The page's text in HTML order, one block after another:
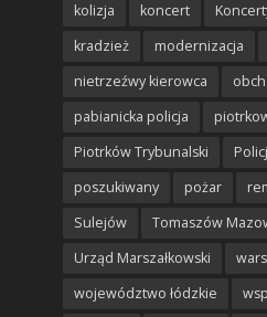
kolizja
koncert
kradzież
modernizacja
nietrzeźwy kierowca
pabianicka policja
Piotrków Trybunalski
poszukiwany
pożar
Sulejów
Tomaszów
Urząd Marszałkowski
województwo łódzkie